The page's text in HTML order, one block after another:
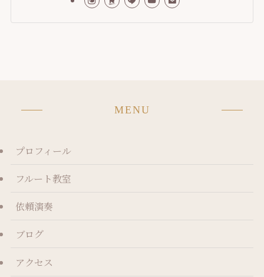
MENU
プロフィール
フルート教室
依頼演奏
ブログ
アクセス